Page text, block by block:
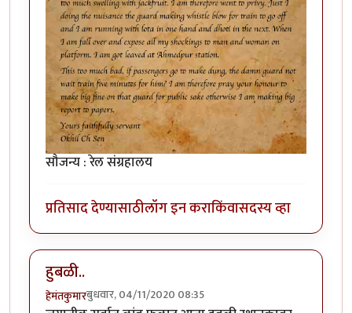
सौजन्य : रेल संग्रहालय
प्रतिसाद देण्यासाठीलॉग इन कराकिंवासदस्य व्हा
हुबळी..
हेमंतकुमारबुधवार, 04/11/2020 08:35